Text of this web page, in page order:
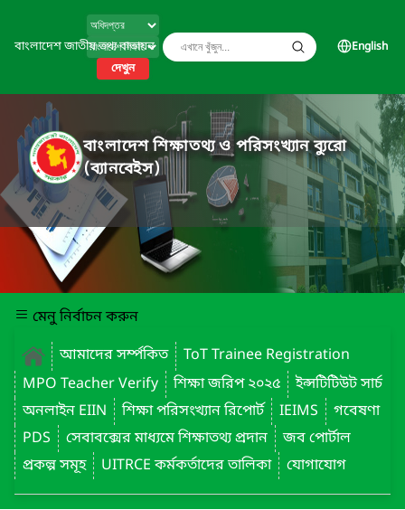
বাংলাদেশ জাতীয় তথ্য বাতায়ন
দেখুন
English
বাংলাদেশ শিক্ষাতথ্য ও পরিসংখ্যান ব্যুরো
(ব্যানবেইস)
মেনু নির্বাচন করুন
আমাদের সর্ম্পকিত
ToT Trainee Registration
MPO Teacher Verify
শিক্ষা জরিপ ২০২৫
ইন্সটিটিউট সার্চ
অনলাইন EIIN
শিক্ষা পরিসংখ্যান রিপোর্ট IEIMS
গবেষণা
PDS
সেবাবক্সের মাধ্যমে শিক্ষাতথ্য প্রদান
জব পোর্টাল
প্রকল্প সমূহ
UITRCE কর্মকর্তাদের তালিকা যোগাযোগ